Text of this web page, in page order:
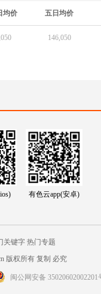
均价 五日均价
146,050
有色云app(安卓)
关键字 热门专题
版权所有 复制 必究
闽公网安备 35020602002201